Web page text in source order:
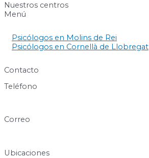
Nuestros centros
Menú
Psicólogos en Molins de Rei
Psicólogos en Cornellà de Llobregat
Contacto
Teléfono
Correo
Ubicaciones